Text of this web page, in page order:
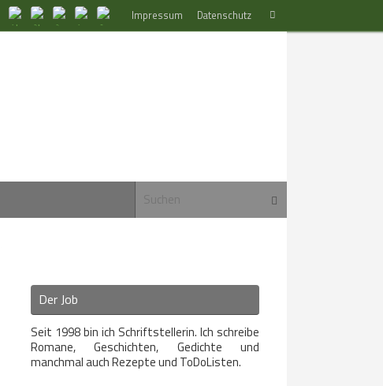
Impressum Datenschutz
nach:
Suchen
Suchen
Der Job
Seit 1998 bin ich Schriftstellerin. Ich schreibe
Romane, Geschichten, Gedichte und
manchmal auch Rezepte und ToDoListen.